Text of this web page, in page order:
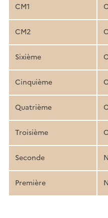
CM1
CM2
Sixième
Cinquième
Quatrième
Troisième
Seconde
Première